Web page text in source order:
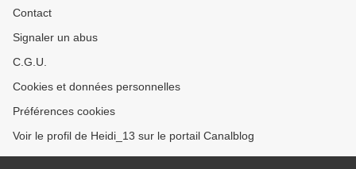
Contact
Signaler un abus
C.G.U.
Cookies et données personnelles
Préférences cookies
Voir le profil de Heidi_13 sur le portail Canalblog